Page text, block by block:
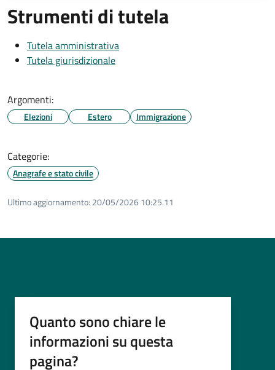
Strumenti di tutela
Tutela amministrativa
Tutela giurisdizionale
Argomenti:
Elezioni Estero Immigrazione
Categorie:
Anagrafe e stato civile
Ultimo aggiornamento: 20/05/2026 10:25.11
Quanto sono chiare le
informazioni su questa
pagina?